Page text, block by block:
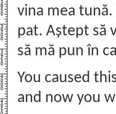
vina mea
pat. Aștept să
să mă pun în
You caused
and now you